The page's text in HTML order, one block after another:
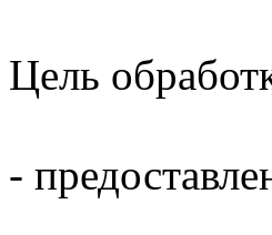
Цель
-